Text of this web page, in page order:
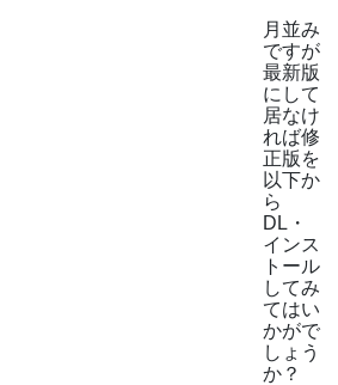
月並み
ですが
最新版
にして
居なけ
れば修
正版を
以下か
ら
DL・
インス
トール
してみ
てはい
かがで
しょう
か？